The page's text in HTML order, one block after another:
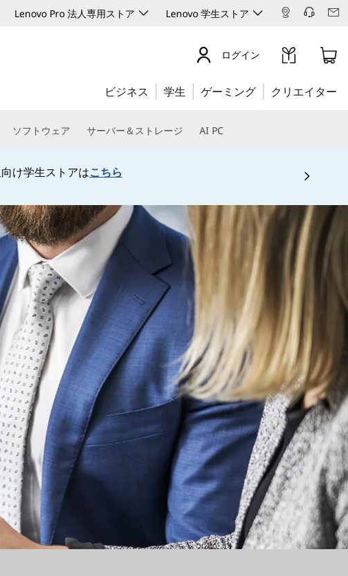
Lenovo Pro 法人専用ストア Lenovo 学生ストア
ログイン
ビジネス 学生 ゲーミング クリエイター
ソフトウェア サーバー＆ストレージ AI PC
け学生ストアはこちら